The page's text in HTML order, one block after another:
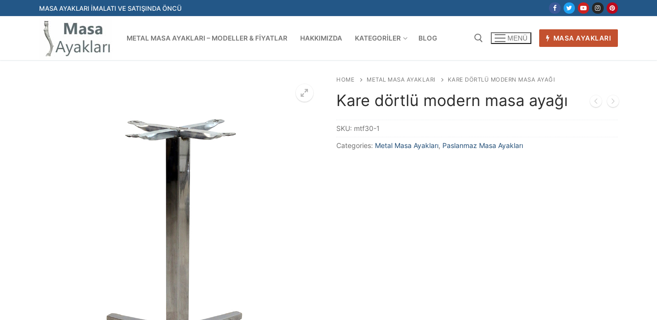
atla
MASA AYAKLARI İMALATI VE SATIŞINDA ÖNCÜ
METAL MASA AYAKLARI – MODELLER & FIYATLAR HAKKIMIZDA KATEGORILER BLOG
Arama:
MENÜ MASA AYAKLARI
HOME
METAL MASA AYAKLARI KARE DÖRTLÜ MODERN MASA AYAĞI
Kare dörtlü modern masa ayağı
SKU: mtf30-1
Categories: Metal Masa Ayakları, Paslanmaz Masa Ayakları